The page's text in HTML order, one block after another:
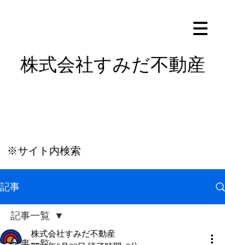
株式会社すみだ不動産
※サイト内検索
記事
記事一覧
株式会社すみだ不動産